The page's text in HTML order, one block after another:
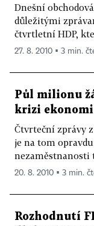
Dnešní
důležitými
čtvrtletní HDP,
27. 8. 2010 ▪ 3 min.
Půl milionu
krizi
Čtvrteční zprávy
je na tom
20. 8. 2010 ▪ 3 min.
Rozhodnutí